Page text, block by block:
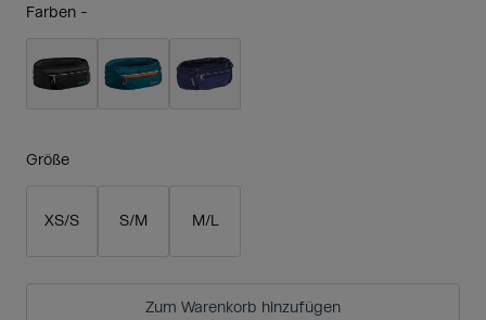
Farben -
Größe
XS/S S/M M/L
Zum Warenkorb hinzufügen